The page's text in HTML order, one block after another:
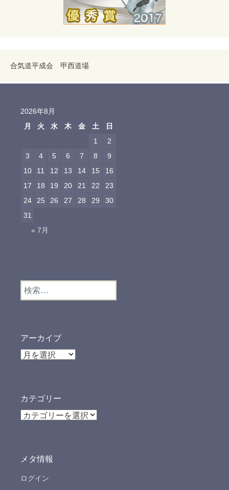
合気道平成会 甲西道場
2026年8月
月
火 水 木 金 土
日
1
2
3
4 5 6 7 8
9
10
11 12 13 14 15
16
17
18 19 20 21 22
23
24
25 26 27 28 29
30
31
« 7月
検
索:
アーカイブ
ア
ブ
カテゴリー
カ
ー
メタ情報
ログイン